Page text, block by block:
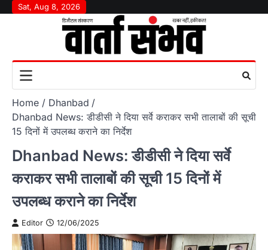
SkipSat, Aug 8, 2026
Home
Dhanbad
Dhanbad News: डीडीसी ने दिया सर्वे कराकर सभी तालाबों की सूची
15 दिनों में उपलब्ध कराने का निर्देश
Dhanbad News: डीडीसी ने दिया सर्वे
कराकर सभी तालाबों की सूची 15 दिनों में
उपलब्ध कराने का निर्देश
Editor 12/06/2025